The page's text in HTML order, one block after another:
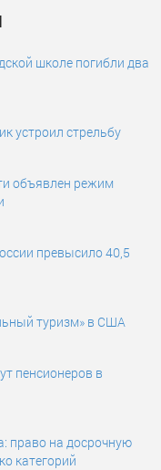
школе погибли два
устроил стрельбу
объявлен режим
превысило 40,5
туризм» в США
пенсионеров в
право на досрочную
категорий